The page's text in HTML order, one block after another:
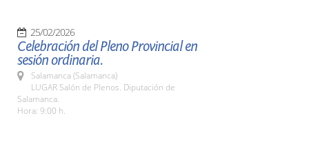
25/02/2026
Celebración del Pleno Provincial en
sesión ordinaria.
Salamanca (Salamanca)
LUGAR Salón de Plenos. Diputación de
Salamanca.
Hora: 9:00 h.